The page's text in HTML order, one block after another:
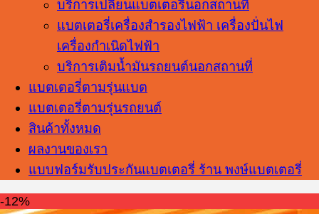
บริการเปลี่ยนแบตเตอรี่นอกสถานที่
แบตเตอรี่เครื่องสำรองไฟฟ้า เครื่องปั่นไฟ
เครื่องกำเนิดไฟฟ้า
บริการเติมน้ำมันรถยนต์นอกสถานที่
แบตเตอรี่ตามรุ่นแบต
แบตเตอรี่ตามรุ่นรถยนต์
สินค้าทั้งหมด
ผลงานของเรา
แบบฟอร์มรับประกันแบตเตอรี่ ร้าน พงษ์แบตเตอรี่
-12%